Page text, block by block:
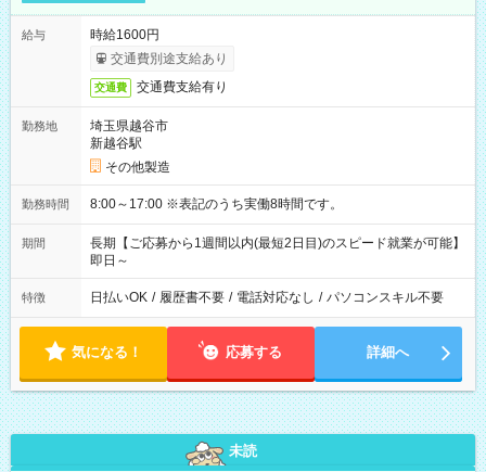
給与
時給1600円
交通費別途支給あり
交通費 交通費支給有り
勤務地
埼玉県越谷市
新越谷駅
その他製造
勤務時間 8:00～17:00 ※表記のうち実働8時間です。
期間
長期【ご応募から1週間以内(最短2日目)のスピード就業が可能】
即日～
特徴 日払いOK / 履歴書不要 / 電話対応なし / パソコンスキル不要
気になる！ 応募する 詳細へ
未読